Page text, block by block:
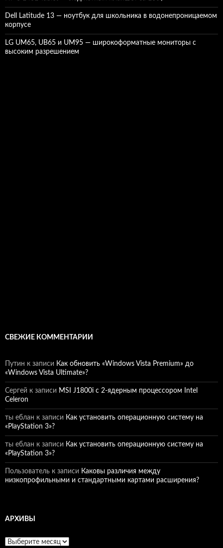
Dell Latitude 13 — ноутбук для школьника в водонепроницаемом
корпусе
LG UM65, UB65 и UM95 — широкоформатные мониторы с
высоким разрешением
СВЕЖИЕ КОММЕНТАРИИ
Путин к записи Как обновить «Windows Vista Premium» до
«Windows Vista Ultimate»?
Сергей к записи MSI J1800i с 2-ядерным процессором Intel
Celeron
ты еблан к записи Как установить операционную систему на
«PlayStation 3»?
ты еблан к записи Как установить операционную систему на
«PlayStation 3»?
Пользователь к записи Каковы различия между
низкопрофильными и стандартными картами расширения?
АРХИВЫ
Архивы